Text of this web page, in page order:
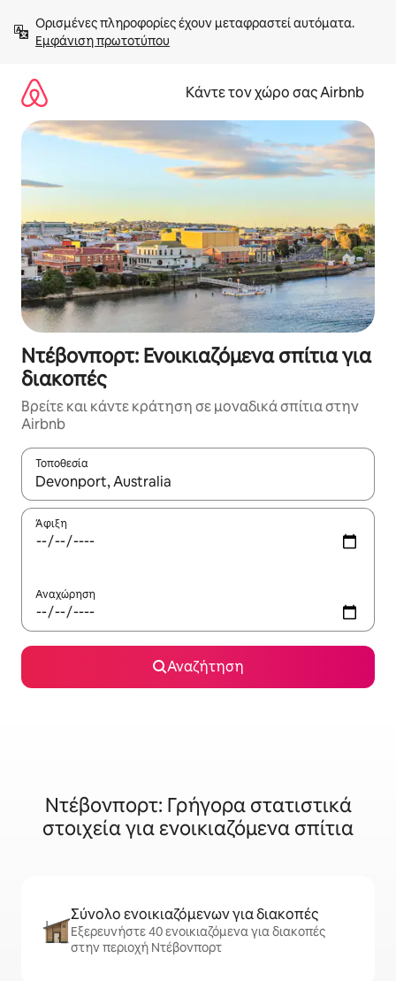
στο
περιεχόμενοΕμφάνιση πρωτοτύπου
Κάντε τον χώρο σας Airbnb
Ντέβονπορτ: Ενοικιαζόμενα σπίτια για
διακοπές
Βρείτε και κάντε κράτηση σε μοναδικά σπίτια στην
Airbnb
Τοποθεσία
Όταν τα αποτελέσματα είναι διαθέσιμα, μπορείτε να
Άφιξη
Αναχώρηση
Αναζήτηση
Ντέβονπορτ: Γρήγορα στατιστικά
στοιχεία για ενοικιαζόμενα σπίτια
Σύνολο ενοικιαζόμενων για διακοπές
Εξερευνήστε 40 ενοικιαζόμενα για διακοπές
στην περιοχή Ντέβονπορτ